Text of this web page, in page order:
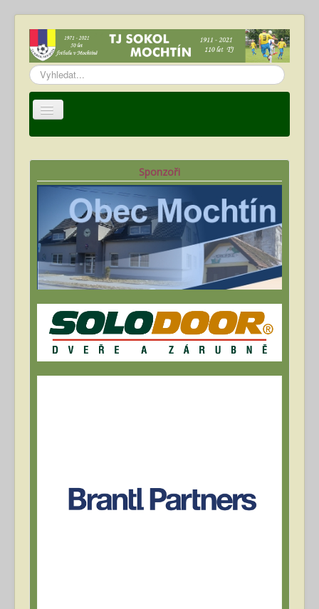
Vyhledávání...
Oddíl fotbalu
Hráči
Kalendář akcí
Fotogalerie
Ke stažení
Archív článků
Přihlásit
Sponzoři